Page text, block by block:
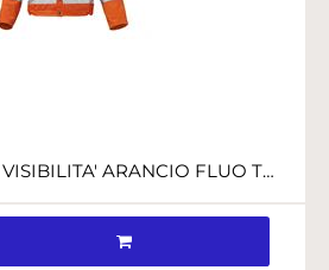
GIUBBETTO ALTA VISIBILITA' ARANCIO FLUO TG.XL